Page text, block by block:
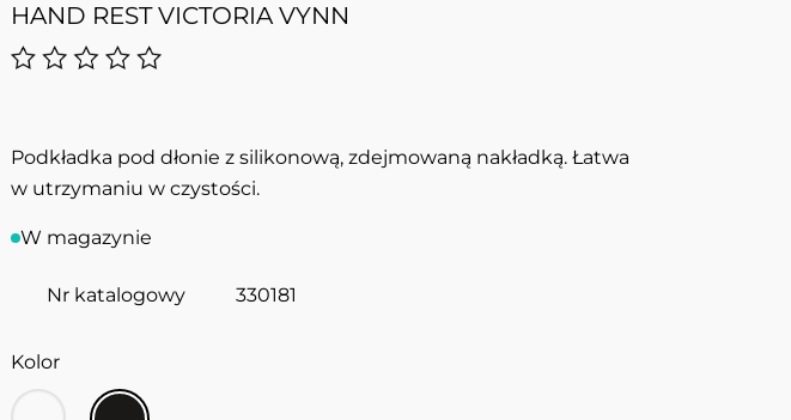
HAND REST VICTORIA VYNN
Podkładka pod dłonie z silikonową, zdejmowaną nakładką. Łatwa
w utrzymaniu w czystości.
W magazynie
Nr katalogowy 330181
Kolor